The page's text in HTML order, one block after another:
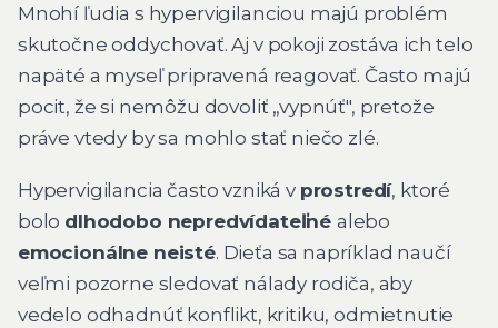
Mnohí ľudia s hypervigilanciou majú problém
skutočne oddychovať. Aj v pokoji zostáva ich telo
napäté a myseľ pripravená reagovať. Často majú
pocit, že si nemôžu dovoliť „vypnúť", pretože
práve vtedy by sa mohlo stať niečo zlé.
Hypervigilancia často vzniká v prostredí, ktoré
bolo dlhodobo nepredvídateľné alebo
emocionálne neisté. Dieťa sa napríklad naučí
veľmi pozorne sledovať nálady rodiča, aby
vedelo odhadnúť konflikt, kritiku, odmietnutie